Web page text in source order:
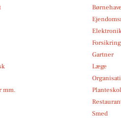
Børnehave
Forsikring
Gartner
Læge
mm.
Smed